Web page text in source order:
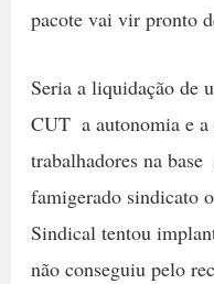
pacote vai vir pronto
Seria a liquidação de
CUT  a autonomia e
trabalhadores na base
famigerado sindicato
Sindical tentou
não conseguiu pelo